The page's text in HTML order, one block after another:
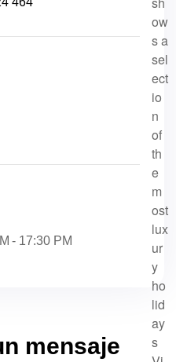
- 17:30 PM
mensaje
ow
s a
sel
ect
io
n
of
th
e
m
ost
lux
ur
y
ho
lid
ay
s